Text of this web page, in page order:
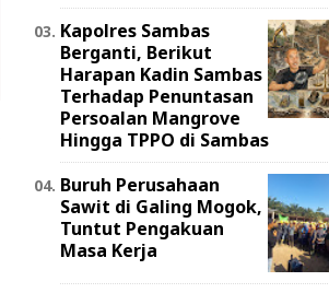
Kapolres Sambas
Berganti, Berikut
Harapan Kadin Sambas
Terhadap Penuntasan
Persoalan Mangrove
Hingga TPPO di Sambas
Buruh Perusahaan
Sawit di Galing Mogok,
Tuntut Pengakuan
Masa Kerja